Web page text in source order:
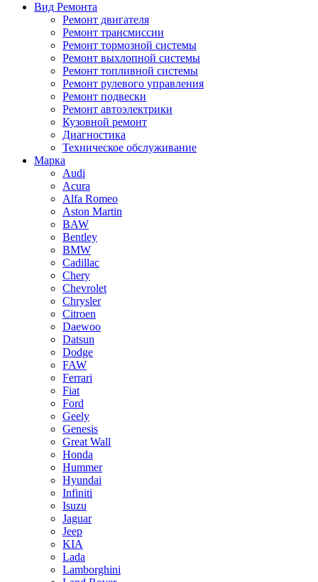
Вид Ремонта
Ремонт двигателя
Ремонт трансмиссии
Ремонт тормозной системы
Ремонт выхлопной системы
Ремонт топливной системы
Ремонт рулевого управления
Ремонт подвески
Ремонт автоэлектрики
Кузовной ремонт
Диагностика
Техническое обслуживание
Марка
Audi
Acura
Alfa Romeo
Aston Martin
BAW
Bentley
BMW
Cadillac
Chery
Chevrolet
Chrysler
Citroen
Daewoo
Datsun
Dodge
FAW
Ferrari
Fiat
Ford
Geely
Genesis
Great Wall
Honda
Hummer
Hyundai
Infiniti
Isuzu
Jaguar
Jeep
KIA
Lada
Lamborghini